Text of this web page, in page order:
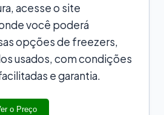
acesse o site
você poderá
opções de freezers,
usados, com condições
e garantia.
o Preço